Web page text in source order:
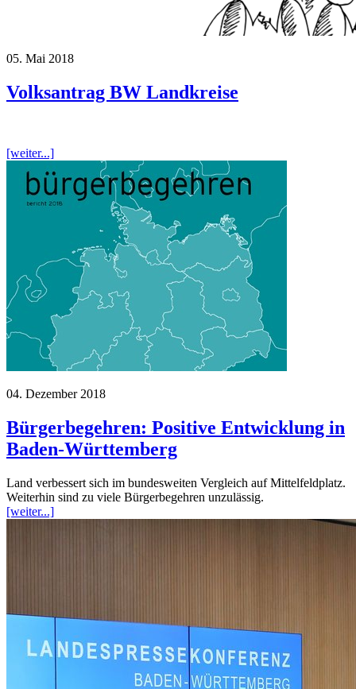
05. Mai 2018
Volksantrag BW Landkreise
[weiter...]
04. Dezember 2018
Bürgerbegehren: Positive Entwicklung in
Baden-Württemberg
Land verbessert sich im bundesweiten Vergleich auf Mittelfeldplatz.
Weiterhin sind zu viele Bürgerbegehren unzulässig.
[weiter...]